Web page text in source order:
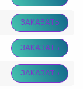
ЗАКАЗАТЬ
ЗАКАЗАТЬ
ЗАКАЗАТЬ